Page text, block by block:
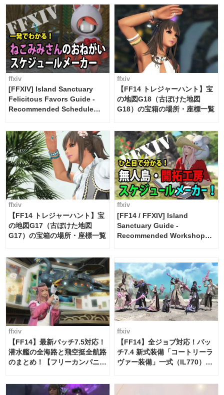
ffxiv
[FFXIV] Island Sanctuary
Felicitous Favors Guide -
Recommended Schedule
ffxiv
【FF14 トレジャーハント】宝
の地図G18（古ぼけた地図
G18）の宝箱の場所・座標一覧
ffxiv
【FF14 トレジャーハント】宝
の地図G17（古ぼけた地図
G17）の宝箱の場所・座標一覧
ffxiv
[FF14 / FFXIV] Island
Sanctuary Guide -
Recommended Workshop
ffxiv
【FF14】最新パッチ7.5対応！
潜水艦の全海路と飛空挺全航路
のまとめ！【フリーカンパニ
ffxiv
【FF14】全ジョブ対応！パッ
チ7.4 新式装備「コートリーラ
ヴァー装備」一式（IL770）の